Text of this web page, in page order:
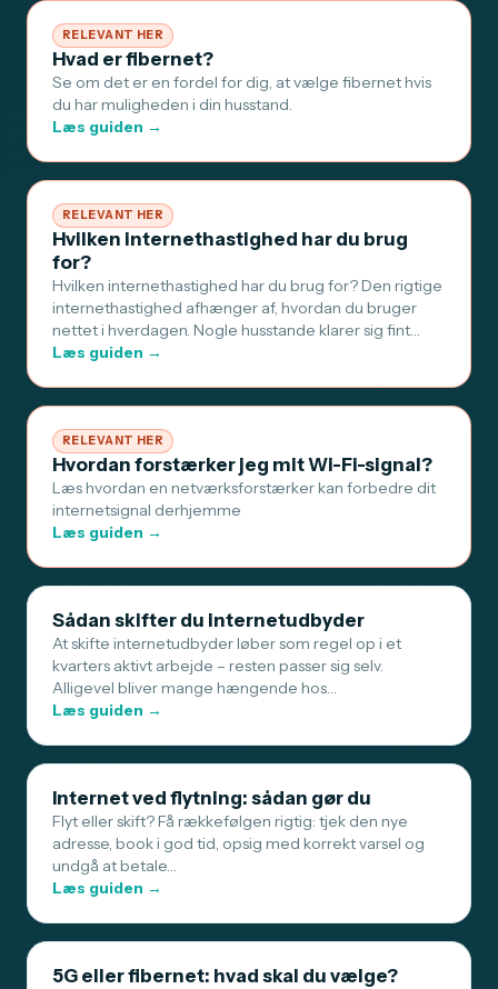
RELEVANT HER
Hvad er fibernet?
Se om det er en fordel for dig, at vælge fibernet hvis
du har muligheden i din husstand.
Læs guiden →
RELEVANT HER
Hvilken internethastighed har du brug
for?
Hvilken internethastighed har du brug for? Den rigtige
internethastighed afhænger af, hvordan du bruger
nettet i hverdagen. Nogle husstande klarer sig fint…
Læs guiden →
RELEVANT HER
Hvordan forstærker jeg mit Wi-Fi-signal?
Læs hvordan en netværksforstærker kan forbedre dit
internetsignal derhjemme
Læs guiden →
Sådan skifter du internetudbyder
At skifte internetudbyder løber som regel op i et
kvarters aktivt arbejde – resten passer sig selv.
Alligevel bliver mange hængende hos…
Læs guiden →
Internet ved flytning: sådan gør du
Flyt eller skift? Få rækkefølgen rigtig: tjek den nye
adresse, book i god tid, opsig med korrekt varsel og
undgå at betale…
Læs guiden →
5G eller fibernet: hvad skal du vælge?